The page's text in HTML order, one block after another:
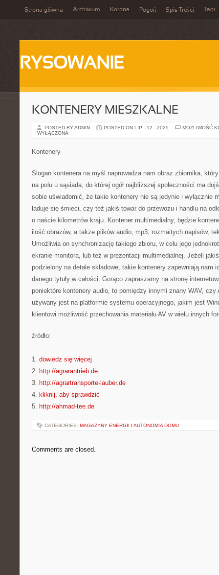
Strona główna Archiwum Korona Pogoń Spis Treści Tagi
RYSOWANIE
KONTENERY MIESZKALNE
POSTED BY ADMIN POSTED ON LIP - 12 - 2025
MOŻLIWOŚĆ
WYŁĄCZONA
Kontenery
Slogan kontenera na myśl naprowadza nam obraz zbiornika,
na polu u sąsiada, do której ogół najbliższej społeczności ma
sobie uświadomić, że takie kontenery nie są jedynie i wyłącznie
ładuje się śmieci, czy też jakiś towar do przewozu i handlu na
o naście kilometrów kraju. Kontener multimedialny, będzie
ilość obrazów, a także plików audio, mp3, rozmaitych napisów,
Umożliwia on synchronizację takiego zbioru, w celu jego
ekranie monitora, lub też w prezentacji multimedialnej. Jeżeli
podzielony na detale składowe, takie kontenery zapewniają nam
danego tytuły w całości. Gorąco zapraszamy na stronę
poniektóre kontenery audio, to pomiędzy innymi znany WAV,
używany jest na platformie systemu operacyjnego, jakim jest
klientowi możliwość przechowania materiału AV w wielu innych
źródło:
———————————
1. dowiedz się więcej
2. http://agrarantrieb.de
3. http://agrartransporte-lauber.de
4. kliknij, aby sprawdzić
5. http://ahmad-tee.de
CATEGORIES: MAGAZYNY ENERGII I AUTONOMIA DOMU
Comments are closed.